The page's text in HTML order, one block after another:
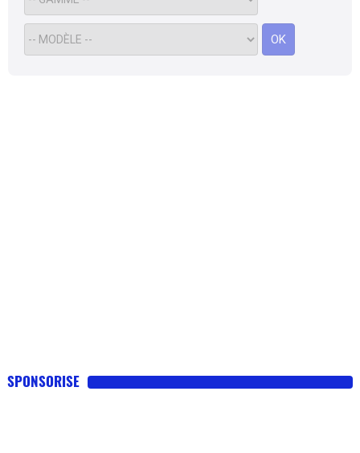
OK
SPONSORISE